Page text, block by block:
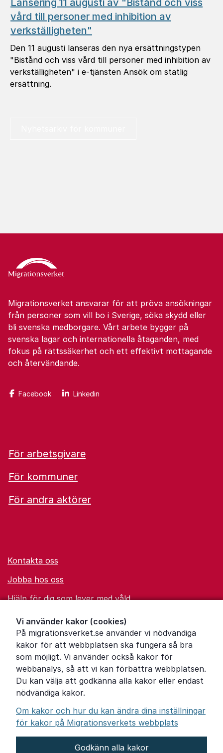
Vi använder kakor (cookies)
På migrationsverket.se använder vi nödvändiga
kakor för att webbplatsen ska fungera så bra
som möjligt. Vi använder också kakor för
webbanalys, så att vi kan förbättra webbplatsen.
Du kan välja att godkänna alla kakor eller endast
nödvändiga kakor.
Om kakor och hur du kan ändra dina inställningar
för kakor på Migrationsverkets webbplats
Godkänn alla kakor
Lansering 11 augusti av "Bistånd och viss
vård till personer med inhibition av
verkställigheten"
Den 11 augusti lanseras den nya ersättningstypen
"Bistånd och viss vård till personer med inhibition av
verkställigheten" i e-tjänsten Ansök om statlig
ersättning.
Migrationsverket ansvarar för att pröva ansökningar
från personer som vill bo i Sverige, söka skydd eller
bli svenska medborgare. Vårt arbete bygger på
svenska lagar och internationella åtaganden, med
fokus på rättssäkerhet och ett effektivt mottagande
och återvändande.
Facebook Linkedin
För arbetsgivare
För kommuner
För andra aktörer
Kontakta oss
Jobba hos oss
Hjälp för dig som lever med våld
Ordförklaringar
Om Migrationsverket
Pressrum
Tillgänglighetsredogörelse
Other languages